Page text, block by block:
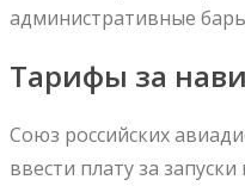
административные
Тарифы за
Союз российских
ввести плату за